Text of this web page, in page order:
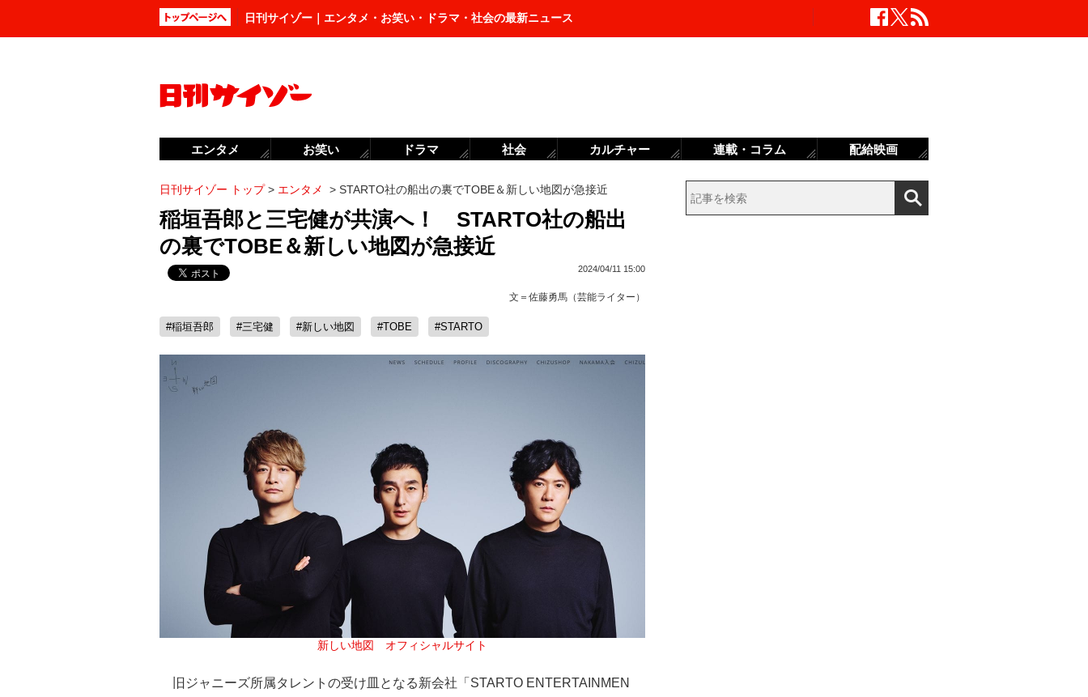
日刊サイゾー｜エンタメ・お笑い・ドラマ・社会の最新ニュース
日刊サイゾー トップ> エンタメ > STARTO社の船出の裏でTOBE＆新しい地図が急接近
稲垣吾郎と三宅健が共演へ！ STARTO社の船出
の裏でTOBE＆新しい地図が急接近
2024/04/11 15:00
文＝ 佐藤勇馬（芸能ライター）
#稲垣吾郎 #三宅健 #新しい地図 #TOBE #STARTO
新しい地図　オフィシャルサイト
旧ジャニーズ所属タレントの受け皿となる新会社「STARTO ENTERTAINMEN
エンタメ お笑い ドラマ 社会 カルチャー 連載・コラム 配給映画